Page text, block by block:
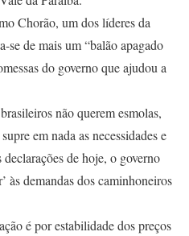
Chorão, um dos líderes da
se de mais um “balão apagado
do governo que ajudou a
não querem esmolas,
em nada as necessidades e
de hoje, o governo
às demandas dos caminhoneiros
é por estabilidade dos preços